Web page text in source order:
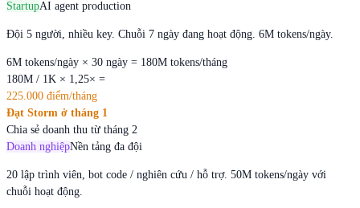
StartupAI agent production
Đội 5 người, nhiều key. Chuỗi 7 ngày đang hoạt động. 6M tokens/ngày.
6M tokens/ngày × 30 ngày = 180M tokens/tháng
180M / 1K × 1,25× =
225.000 điểm/tháng
Đạt Storm ở tháng 1
Chia sẻ doanh thu từ tháng 2
Doanh nghiệpNền tảng đa đội
20 lập trình viên, bot code / nghiên cứu / hỗ trợ. 50M tokens/ngày với
chuỗi hoạt động.